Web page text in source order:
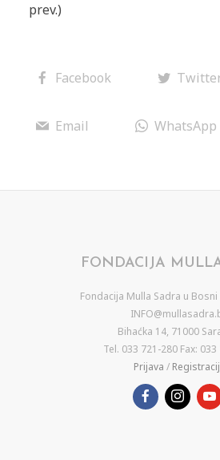
prev.)
Facebook
Email WhatsApp
FONDACIJA
Fondacija Mulla Sadra u
Bihaćka 14, 71000
Tel. 033 721-280 Fax: 033
Prijava /